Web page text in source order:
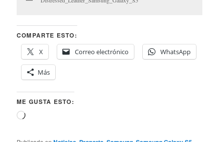
COMPARTE ESTO:
X
Correo electrónico WhatsApp
Más
ME GUSTA ESTO:
Cargando...